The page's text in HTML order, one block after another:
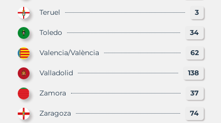
Teruel 3
Toledo 34
Valencia/València 62
Valladolid 138
Zamora 37
Zaragoza 74